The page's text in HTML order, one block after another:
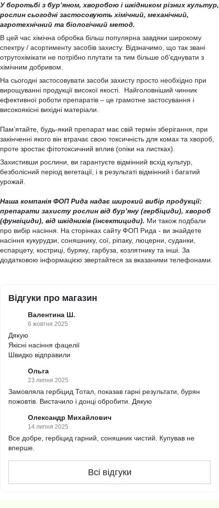
У боротьбі з бур’яном, хворобою і шкідником різних культур,
рослин сьогодні застосовують хімічний, механічний,
агротехнічний та біологічний метод.
В цей час хімічна обробка більш популярна завдяки широкому
спектру / асортименту засобів захисту. Відзначимо, що так звані
отрутохімікати не потрібно плутати та тим більше об’єднувати з
хімічним добривом.
На сьогодні застосовувати засоби захисту просто необхідно при
вирощуванні продукції високої якості. Найголовніший чинник
ефективної роботи препаратів – це грамотне застосування і
високоякісні вихідні матеріали.
Пам’ятайте, будь-який препарат має свій термін зберігання, при
закінченні якого він втрачає свою токсичність для комах та хвороб,
проте зростає фітотоксичний вплив (опіки на листках).
Захистивши рослини, ви гарантуєте відмінний всхід культур,
безболісний період вегетації, і в результаті відмінний і багатий
урожай.
Наша компанія ФОП Рида надає широкий вибір продукції:
препарати захисту рослин від бур’яну (гербіциди), хвороб
(фунгіциди), від шкідників (інсектициди). Ми також подбали
про вибір насіння. На сторінках сайту ФОП Рида - ви знайдете
насіння кукурудзи, соняшнику, сої, ріпаку, люцерни, суданки,
еспарцету, костриці, буряку, гарбуза, козлятнику та інші. За
додатковою інформацією звертайтеся за вказаними телефонами.
Відгуки про магазин
Валентина Ш.
6 жовтня 2025
Дякую
Якісні насіння фацелії
Швидко відправили
Ольга
23 липня 2025
Замовляла гербіцид Тотал, показав гарні результати, бурян
пожовтів. Вистачило і донці обробити. Дякую
Олександр Михайлович
14 липня 2025
Все добре, гербіцид гарний, соняшник чистий. Купував не
вперше.
Всі відгуки